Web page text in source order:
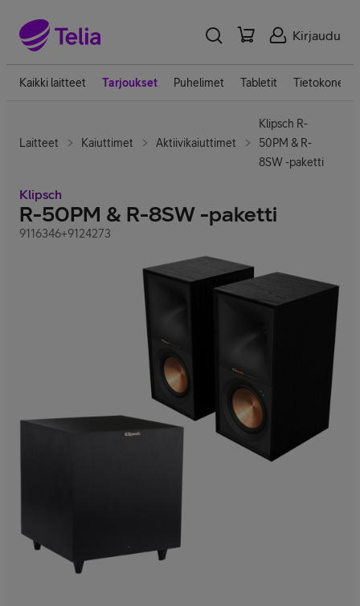
Kirjaudu
Kaikki laitteet Tarjoukset Puhelimet Tabletit Tietokoneet
Laitteet Kaiuttimet Aktiivikaiuttimet
Klipsch R-
50PM & R-
8SW -paketti
Klipsch
R-50PM & R-8SW -paketti
9116346+9124273